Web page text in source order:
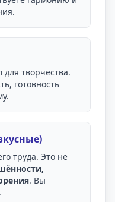
творчества.
готовность
труда. Это не
. Вы